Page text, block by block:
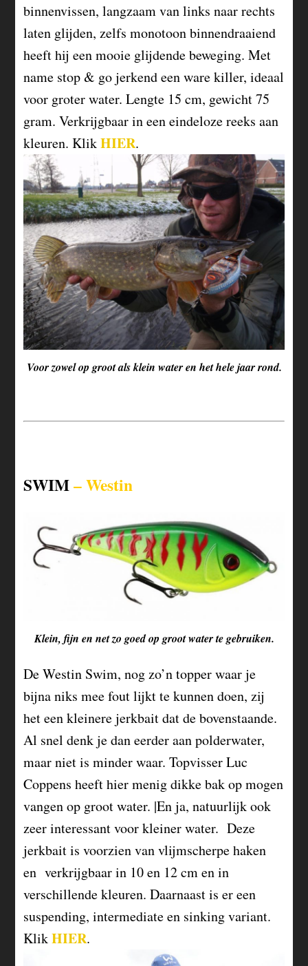
binnenvissen, langzaam van links naar rechts
laten glijden, zelfs monotoon binnendraaiend
heeft hij een mooie glijdende beweging. Met
name stop & go jerkend een ware killer, ideaal
voor groter water. Lengte 15 cm, gewicht 75
gram. Verkrijgbaar in een eindeloze reeks aan
kleuren. KlikHIER.
Voor zowel op groot als klein water en het hele jaar rond.
SWIM– Westin
Klein, fijn en net zo goed op groot water te gebruiken.
De Westin Swim, nog zo’n topper waar je
bijna niks mee fout lijkt te kunnen doen, zij
het een kleinere jerkbait dat de bovenstaande.
Al snel denk je dan eerder aan polderwater,
maar niet is minder waar. Topvisser Luc
Coppens heeft hier menig dikke bak op mogen
vangen op groot water. |En ja, natuurlijk ook
zeer interessant voor kleiner water. Deze
jerkbait is voorzien van vlijmscherpe haken
en verkrijgbaar in 10 en 12 cm en in
verschillende kleuren. Daarnaast is er een
suspending, intermediate en sinking variant.
KlikHIER.